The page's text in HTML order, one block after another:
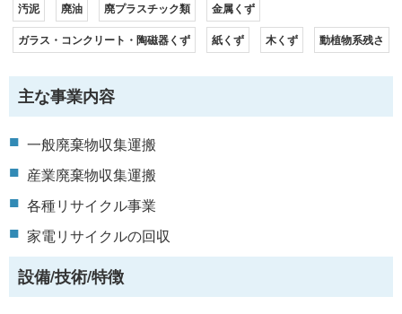
汚泥 廃油 廃プラスチック類
金属くず
ガラス・コンクリート・陶磁器くず
紙くず 木くず 動植物系残さ
主な事業内容
一般廃棄物収集運搬
産業廃棄物収集運搬
各種リサイクル事業
家電リサイクルの回収
設備/技術/特徴